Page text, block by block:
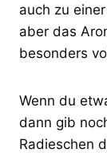
auch zu
aber das
besonders
Wenn du
dann gib
Radieschen